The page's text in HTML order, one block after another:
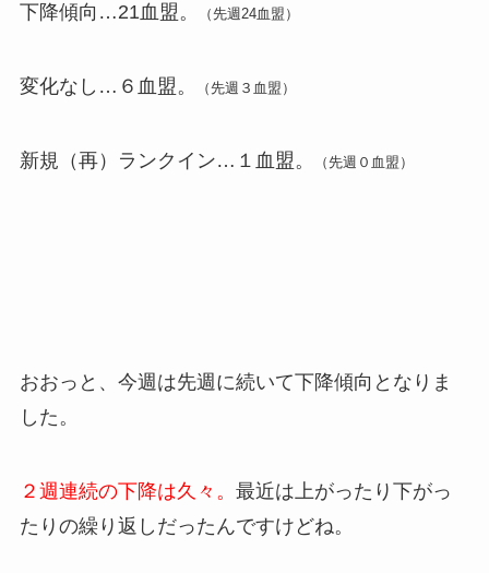
下降傾向…21血盟。 （先週24血盟）
変化なし…６血盟。 （先週３血盟）
新規（再）ランクイン…１血盟。 （先週０血盟）
おおっと、今週は先週に続いて下降傾向となりま
した。
２週連続の下降は久々。 最近は上がったり下がっ
たりの繰り返しだったんですけどね。